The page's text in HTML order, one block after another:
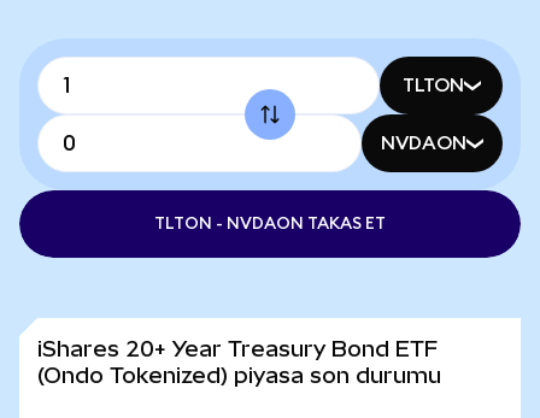
TLTON
NVDAON
TLTON - NVDAON TAKAS ET
iShares 20+ Year Treasury Bond ETF
(Ondo Tokenized) piyasa son durumu